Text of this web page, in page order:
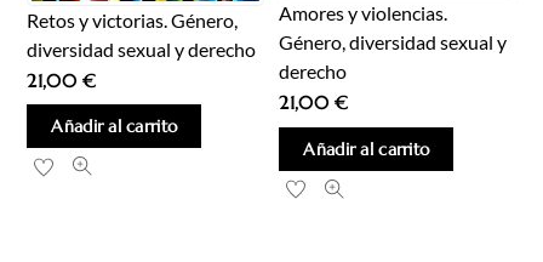
Retos y victorias. Género,
diversidad sexual y derecho
21,00€
Añadir al carrito
Amores y violencias.
Género, diversidad sexual y
derecho
21,00€
Añadir al carrito